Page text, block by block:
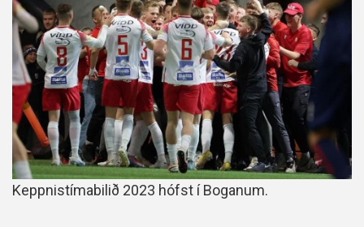
Keppnistímabilið 2023 hófst í Boganum.